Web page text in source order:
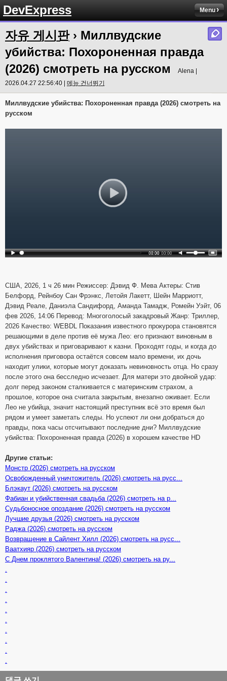
DevExpress Menu
자유 게시판› Миллвудские
убийства: Похороненная правда
(2026) смотреть на русском
Alena |
2026.04.27 22:56:40 | 메뉴 건너뛰기
Миллвудские убийства: Похороненная правда (2026) смотреть на
русском
США, 2026, 1 ч 26 мин Режиссер: Дэвид Ф. Мева Актеры: Стив
Белфорд, Рейнбоу Сан Фрэнкс, Летойя Лакетт, Шейн Марриотт,
Дэвид Реале, Даниэла Сандифорд, Аманда Тамадж, Ромейн Уэйт, 06
фев 2026, 14:06 Перевод: Многоголосый закадровый Жанр: Триллер,
2026 Качество: WEBDL Показания известного прокурора становятся
решающими в деле против её мужа Лео: его признают виновным в
двух убийствах и приговаривают к казни. Проходят годы, и когда до
исполнения приговора остаётся совсем мало времени, их дочь
находит улики, которые могут доказать невиновность отца. Но сразу
после этого она бесследно исчезает. Для матери это двойной удар:
долг перед законом сталкивается с материнским страхом, а
прошлое, которое она считала закрытым, внезапно оживает. Если
Лео не убийца, значит настоящий преступник всё это время был
рядом и умеет заметать следы. Но успеют ли они добраться до
правды, пока часы отсчитывают последние дни? Миллвудские
убийства: Похороненная правда (2026) в хорошем качестве HD
Другие статьи:
Монстр (2026) смотреть на русском
Освобожденный уничтожитель (2026) смотреть на русс...
Блэкаут (2026) смотреть на русском
Фабиан и убийственная свадьба (2026) смотреть на р...
Судьбоносное опоздание (2026) смотреть на русском
Лучшие друзья (2026) смотреть на русском
Раджа (2026) смотреть на русском
Возвращение в Сайлент Хилл (2026) смотреть на русс...
Ваатхияр (2026) смотреть на русском
С Днем проклятого Валентина! (2026) смотреть на ру...
.
.
.
.
.
.
.
.
.
.